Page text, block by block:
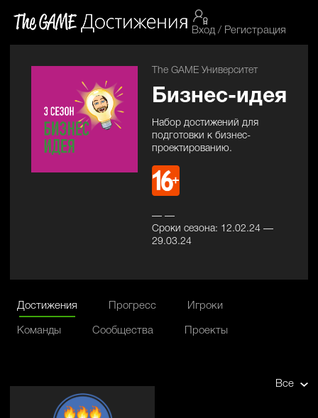
Вход / Регистрация
The GAME Университет
Бизнес-идея
Набор достижений для
подготовки к бизнес-
проектированию.
— —
Сроки сезона: 12.02.24 —
29.03.24
Достижения Прогресс Игроки
Команды Сообщества Проекты
Все